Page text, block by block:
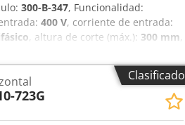
300-B-347, Funcionalidad:
400 V, corriente de entrada:
, altura de corte (máx.): 300 mm,
, longitud total:1.950 mm, ancho
2024 , Equipamiento:Marcado CE,
completa con muy
Clasificado
723G